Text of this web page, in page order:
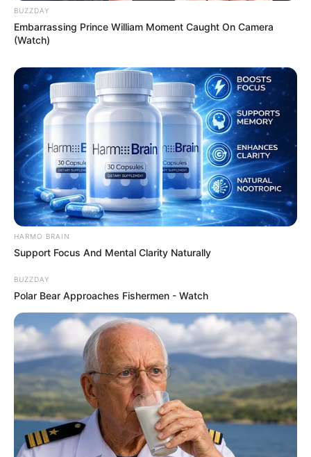
BUZZDAY
Embarrassing Prince William Moment Caught On Camera
(Watch)
HARMO BRAIN
Support Focus And Mental Clarity Naturally
BUZZDAY
Polar Bear Approaches Fishermen - Watch